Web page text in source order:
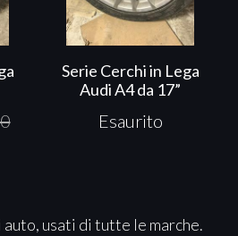
Serie Cerchi in Lega
Audi A4 da 17”
Esaurito
usati di tutte le marche.